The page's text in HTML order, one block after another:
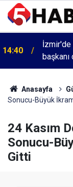
14:40
İzmir'de
başkanı
Anasayfa
Sonucu-Büyük
24 Kasım
Sonucu-
Gitti